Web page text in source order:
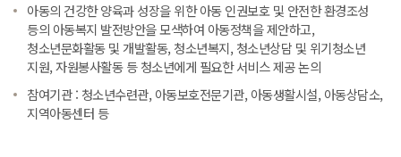
아동의 건강한 양육과 성장을 위한 아동 인권보호 및 안전한 환경조성
등의 아동복지 발전방안을 모색하여 아동정책을 제안하고,
청소년문화활동 및 개발활동, 청소년복지, 청소년상담 및 위기청소년
지원, 자원봉사활동 등 청소년에게 필요한 서비스 제공 논의
참여기관 : 청소년수련관, 아동보호전문기관, 아동생활시설, 아동상담소,
지역아동센터 등